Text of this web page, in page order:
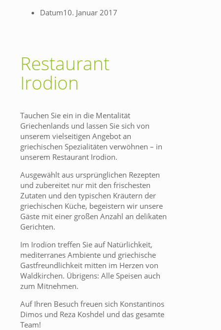
Datum10. Januar 2017
Restaurant
Irodion
Tauchen Sie ein in die Mentalität
Griechenlands und lassen Sie sich von
unserem vielseitigen Angebot an
griechischen Spezialitäten verwöhnen – in
unserem Restaurant Irodion.
Ausgewählt aus ursprünglichen Rezepten
und zubereitet nur mit den frischesten
Zutaten und den typischen Kräutern der
griechischen Küche, begeistern wir unsere
Gäste mit einer großen Anzahl an delikaten
Gerichten.
Im Irodion treffen Sie auf Natürlichkeit,
mediterranes Ambiente und griechische
Gastfreundlichkeit mitten im Herzen von
Waldkirchen. Übrigens: Alle Speisen auch
zum Mitnehmen.
Auf Ihren Besuch freuen sich Konstantinos
Dimos und Reza Koshdel und das gesamte
Team!